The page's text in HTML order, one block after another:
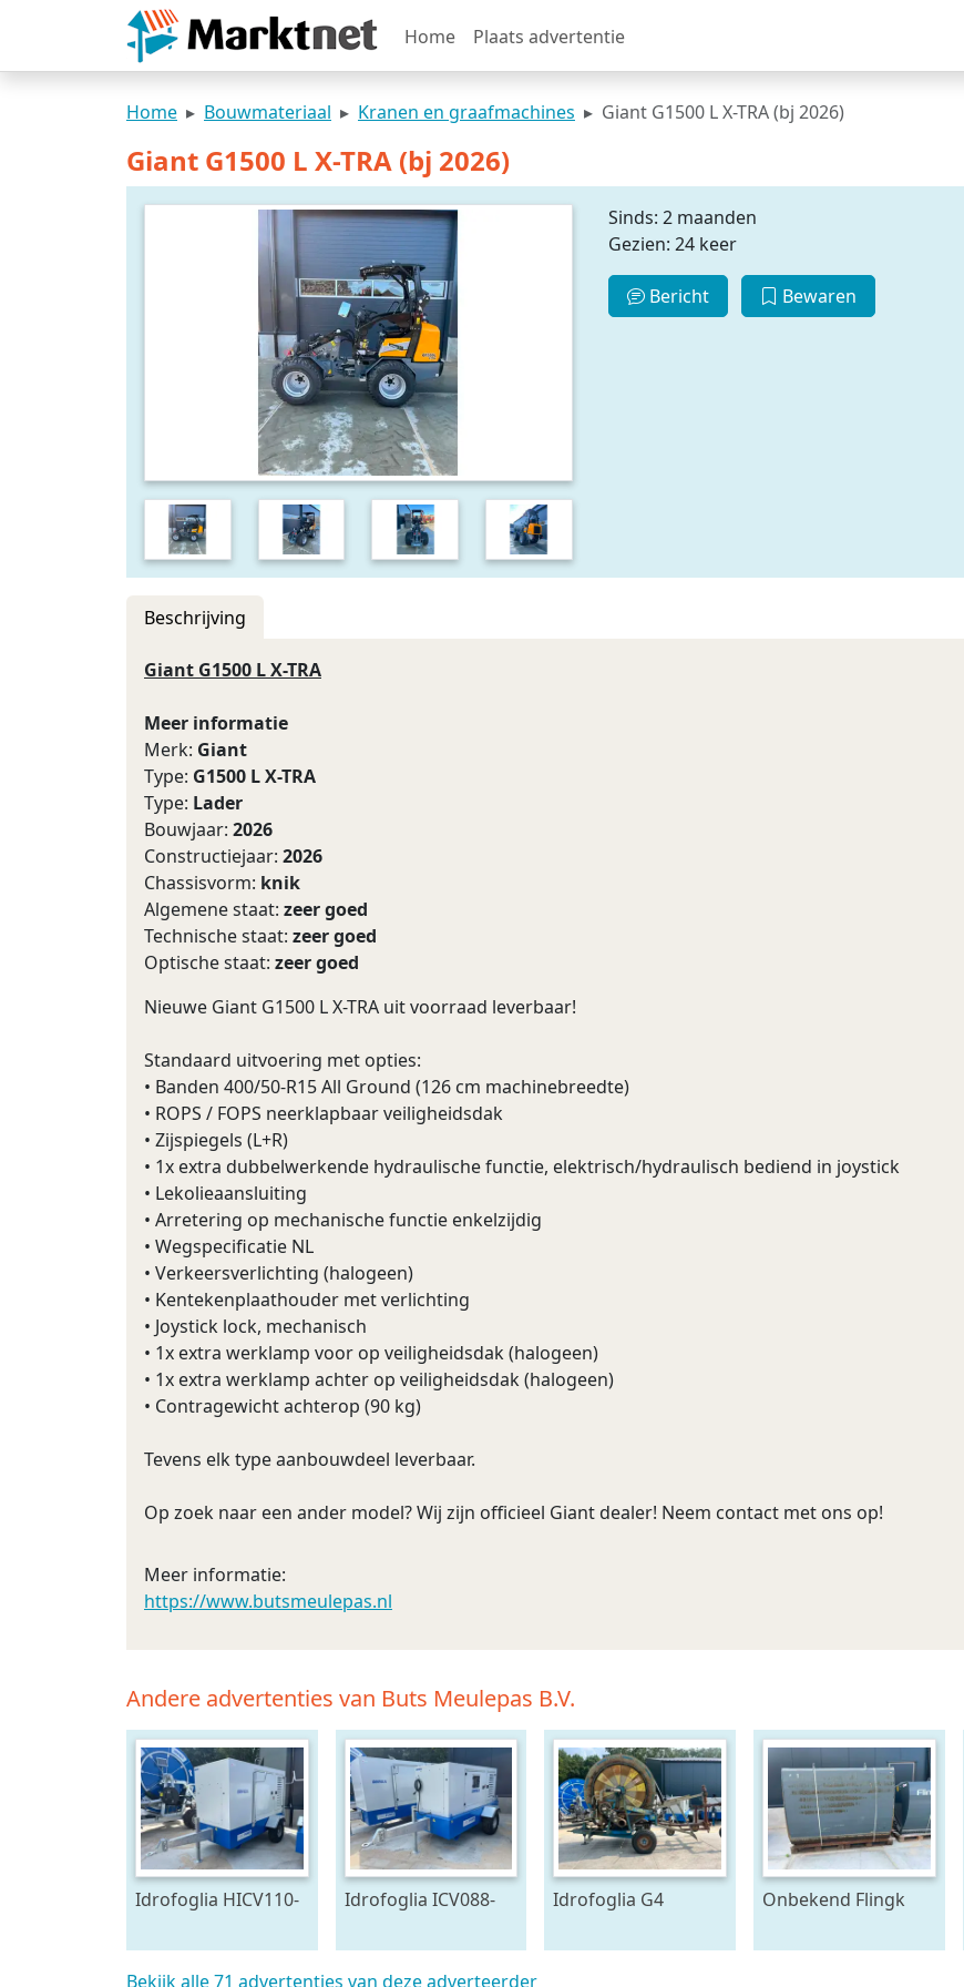
Home Plaats advertentie
Home Bouwmateriaal Kranen en graafmachines Giant G1500 L X-TRA (bj 2026)
Giant G1500 L X-TRA (bj 2026)
Sinds: 2 maanden
Gezien: 24 keer
Bericht Bewaren
Beschrijving
Giant G1500 L X-TRA
Meer informatie
Merk: Giant
Type: G1500 L X-TRA
Type: Lader
Bouwjaar: 2026
Constructiejaar: 2026
Chassisvorm: knik
Algemene staat: zeer goed
Technische staat: zeer goed
Optische staat: zeer goed
Nieuwe Giant G1500 L X-TRA uit voorraad leverbaar!
Standaard uitvoering met opties:
• Banden 400/50-R15 All Ground (126 cm machinebreedte)
• ROPS / FOPS neerklapbaar veiligheidsdak
• Zijspiegels (L+R)
• 1x extra dubbelwerkende hydraulische functie, elektrisch/hydraulisch bediend in joystick
• Lekolieaansluiting
• Arretering op mechanische functie enkelzijdig
• Wegspecificatie NL
• Verkeersverlichting (halogeen)
• Kentekenplaathouder met verlichting
• Joystick lock, mechanisch
• 1x extra werklamp voor op veiligheidsdak (halogeen)
• 1x extra werklamp achter op veiligheidsdak (halogeen)
• Contragewicht achterop (90 kg)
Tevens elk type aanbouwdeel leverbaar.
Op zoek naar een ander model? Wij zijn officieel Giant dealer! Neem contact met ons op!
Meer informatie:
https://www.butsmeulepas.nl
Andere advertenties van Buts Meulepas B.V.
Idrofoglia HICV110-
Stage V (bj 2026)
Idrofoglia ICV088-
Stage V (bj 2025)
Idrofoglia G4
beregeningshaspel
Onbekend Flingk
kuilhapper (bj 2018)
Bekijk alle 71 advertenties van deze adverteerder